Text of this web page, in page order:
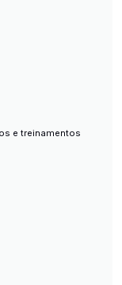
e treinamentos